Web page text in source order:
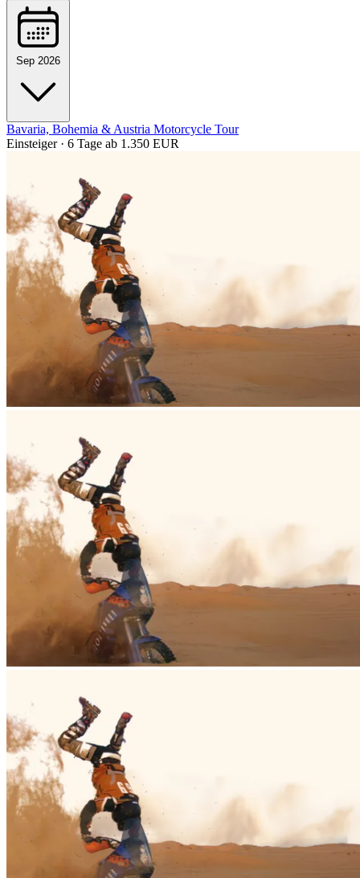
Sep 2026
Bavaria, Bohemia & Austria Motorcycle Tour
Einsteiger · 6 Tage ab 1.350 EUR